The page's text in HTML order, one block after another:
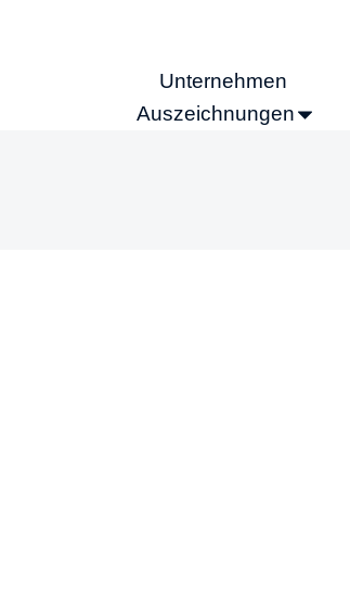
Unternehmen
Auszeichnungen